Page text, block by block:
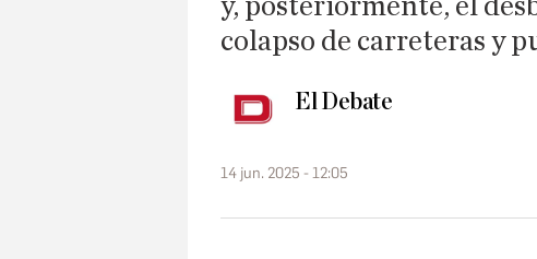
y, posteriormente, el
colapso de carreteras y
El Debate
14 jun. 2025 - 12:05